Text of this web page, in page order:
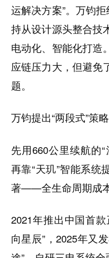
运解决方案”。万钧
持从设计源头整合技
电动化、智能化打造
应链压力大，但避免
题。
万钧提出“两段式”策略
先用660公里续航的
再靠“天玑”智能系统
著——全生命周期成本
2021年推出中国首
向星辰”，2025年又